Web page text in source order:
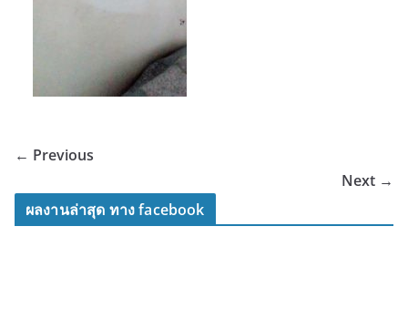
← Previous
Next →
ผลงานล่าสุด ทาง facebook